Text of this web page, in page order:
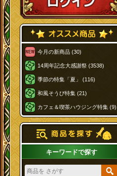
今月の新商品 (30)
14周年記念大感謝祭 (3538)
季節の特集「夏」 (116)
和風そうび特集 (21)
カフェ＆喫茶ハウジング特集 (9)
キーワードで探す